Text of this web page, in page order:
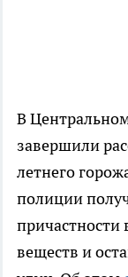
В
завершили
летнего
полиции
причастности
веществ и